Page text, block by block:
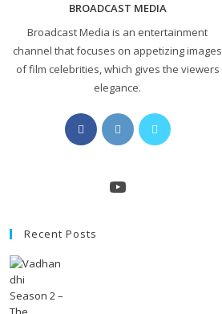
BROADCAST MEDIA
Broadcast Media is an entertainment
channel that focuses on appetizing images
of film celebrities, which gives the viewers
elegance.
Opens
in
new
Opens
in
Opens
YouTube
Recent Posts